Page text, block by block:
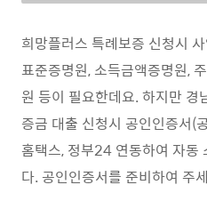
희망플러스 특례보증 신청시
표준증명원, 소득금액증명원,
원 등이 필요한데요. 하지만 경
증금 대출 신청시 공인인증서(
홈택스, 정부24 연동하여 자동
다. 공인인증서를 준비하여 주